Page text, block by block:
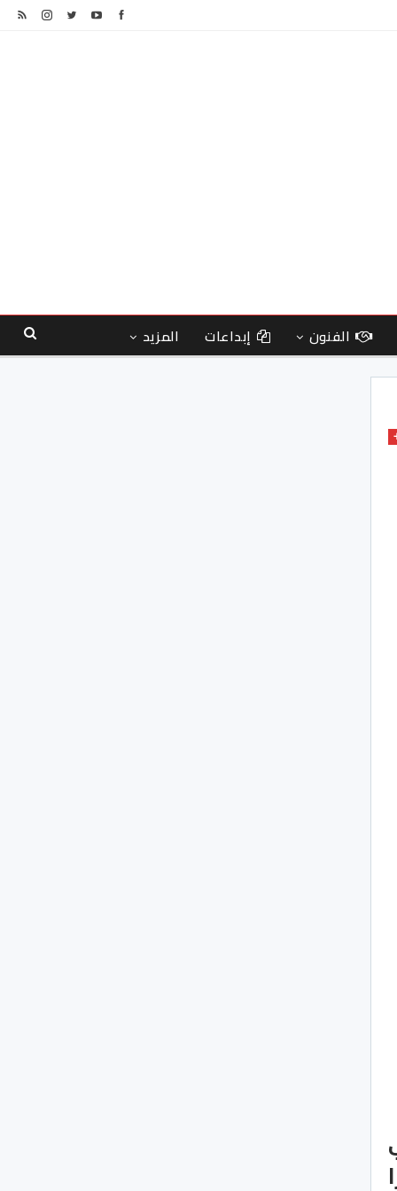
الفنون إبداعات المزيد